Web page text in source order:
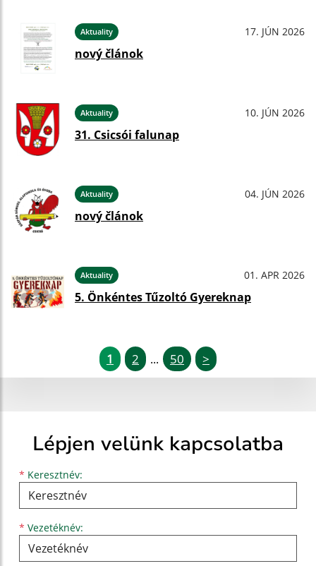
Aktuality 17. JÚN 2026
nový článok
Aktuality 10. JÚN 2026
31. Csicsói falunap
Aktuality 04. JÚN 2026
nový článok
Aktuality 01. APR 2026
5. Önkéntes Tűzoltó Gyereknap
1 2 ... 50 >
Lépjen velünk kapcsolatba
* Keresztnév:
Keresztnév
* Vezetéknév:
Vezetéknév
E-mail cím